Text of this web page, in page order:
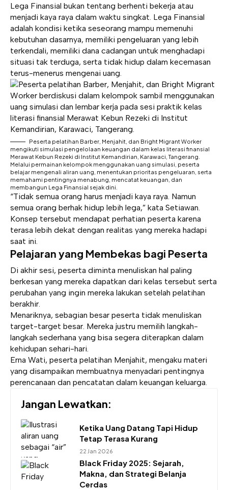
Lega Finansial bukan tentang berhenti bekerja atau
menjadi kaya raya dalam waktu singkat. Lega Finansial
adalah kondisi ketika seseorang mampu memenuhi
kebutuhan dasarnya, memiliki pengeluaran yang lebih
terkendali, memiliki dana cadangan untuk menghadapi
situasi tak terduga, serta tidak hidup dalam kecemasan
terus-menerus mengenai uang.
Peserta pelatihan Barber, Menjahit, dan Bright Migrant Worker
mengikuti simulasi pengelolaan keuangan dalam kelas literasi finansial
Merawat Kebun Rezeki di Institut Kemandirian, Karawaci, Tangerang.
Melalui permainan kelompok menggunakan uang simulasi, peserta
belajar mengenali aliran uang, menentukan prioritas pengeluaran, serta
memahami pentingnya menabung, mencatat keuangan, dan
membangun Lega Finansial sejak dini.
“Tidak semua orang harus menjadi kaya raya. Namun
semua orang berhak hidup lebih lega,” kata Setiawan.
Konsep tersebut mendapat perhatian peserta karena
terasa lebih dekat dengan realitas yang mereka hadapi
saat ini.
Pelajaran yang Membekas bagi Peserta
Di akhir sesi, peserta diminta menuliskan hal paling
berkesan yang mereka dapatkan dari kelas tersebut serta
perubahan yang ingin mereka lakukan setelah pelatihan
berakhir.
Menariknya, sebagian besar peserta tidak menuliskan
target-target besar. Mereka justru memilih langkah-
langkah sederhana yang bisa segera diterapkan dalam
kehidupan sehari-hari.
Erna Wati, peserta pelatihan Menjahit, mengaku materi
yang disampaikan membuatnya menyadari pentingnya
perencanaan dan pencatatan dalam keuangan keluarga.
Jangan Lewatkan:
Ketika Uang Datang Tapi Hidup
Tetap Terasa Kurang
22 Jan 2026
Black Friday 2025: Sejarah,
Makna, dan Strategi Belanja
Cerdas